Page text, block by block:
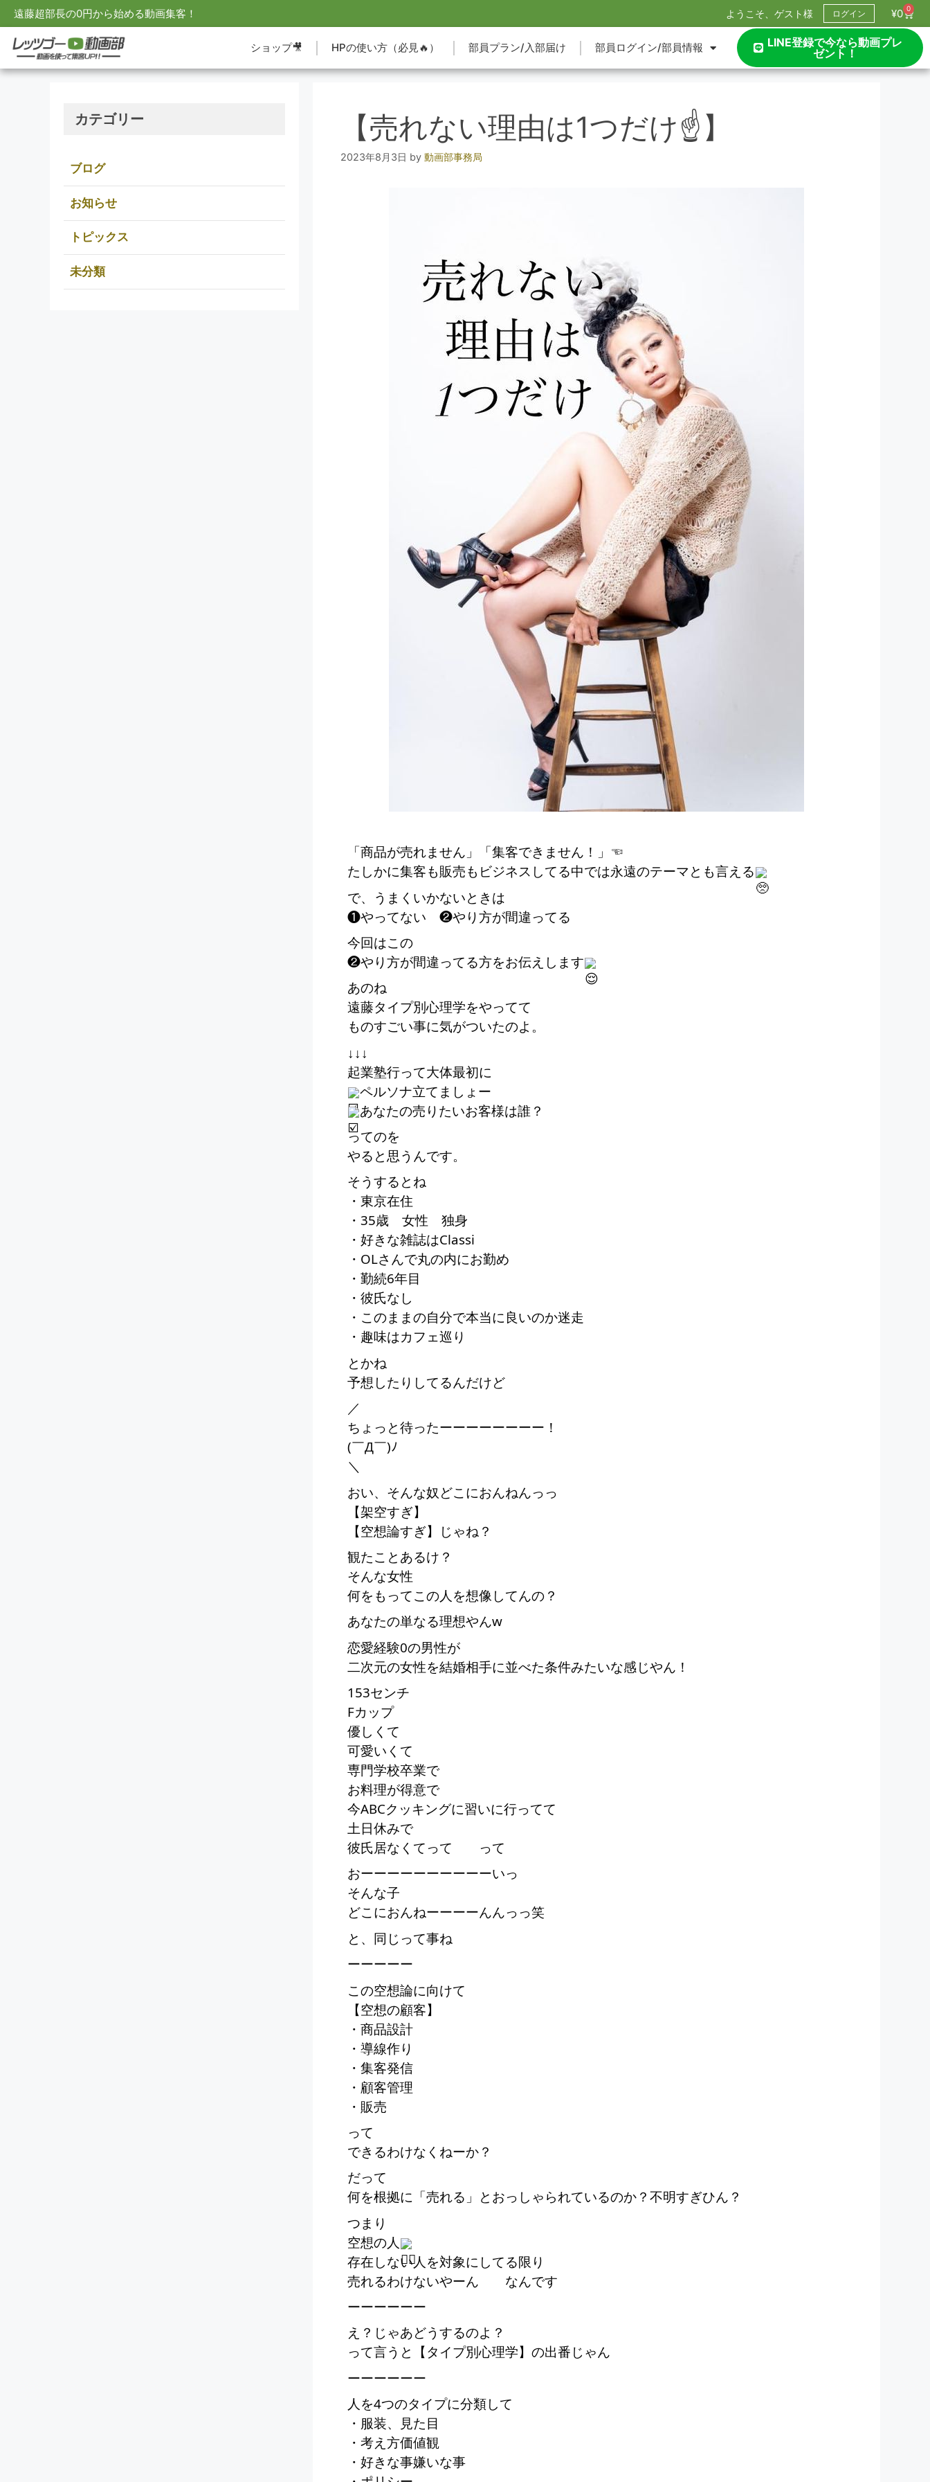
遠藤超部長の0円から始める動画集客！ ようこそ、ゲスト様 ログイン ¥0 0
ショップ🎥 HPの使い方（必見🔥） 部員プラン/入部届け 部員ログイン/部員情報
LINE登録で今なら動画プレ
ゼント！
【売れない理由は1つだけ☝️】
2023年8月3日 by 動画部事務局
「商品が売れません」「集客できません！」☜
たしかに集客も販売もビジネスしてる中では永遠のテーマとも言える
で、うまくいかないときは
❶やってない ❷やり方が間違ってる
今回はこの
❷やり方が間違ってる方をお伝えします
あのね
遠藤タイプ別心理学をやってて
ものすごい事に気がついたのよ。
↓↓↓
起業塾行って大体最初に
ペルソナ立てましょー
あなたの売りたいお客様は誰？
ってのを
やると思うんです。
そうするとね
・東京在住
・35歳 女性 独身
・好きな雑誌はClassi
・OLさんで丸の内にお勤め
・勤続6年目
・彼氏なし
・このままの自分で本当に良いのか迷走
・趣味はカフェ巡り
とかね
予想したりしてるんだけど
／
ちょっと待ったーーーーーーーー！
(￣Д￣)ﾉ
＼
おい、そんな奴どこにおんねんっっ
【架空すぎ】
【空想論すぎ】じゃね？
観たことあるけ？
そんな女性
何をもってこの人を想像してんの？
あなたの単なる理想やんw
恋愛経験0の男性が
二次元の女性を結婚相手に並べた条件みたいな感じやん！
153センチ
Fカップ
優しくて
可愛いくて
専門学校卒業で
お料理が得意で
今ABCクッキングに習いに行ってて
土日休みで
彼氏居なくてって って
おーーーーーーーーーーいっ
そんな子
どこにおんねーーーーんんっっ笑
と、同じって事ね
ーーーーー
この空想論に向けて
【空想の顧客】
・商品設計
・導線作り
・集客発信
・顧客管理
・販売
って
できるわけなくねーか？
だって
何を根拠に「売れる」とおっしゃられているのか？不明すぎひん？
つまり
空想の人
存在しない人を対象にしてる限り
売れるわけないやーん なんです
ーーーーーー
え？じゃあどうするのよ？
って言うと【タイプ別心理学】の出番じゃん
ーーーーーー
人を4つのタイプに分類して
・服装、見た目
・考え方価値観
・好きな事嫌いな事
カテゴリー
ブログ
お知らせ
トピックス
未分類